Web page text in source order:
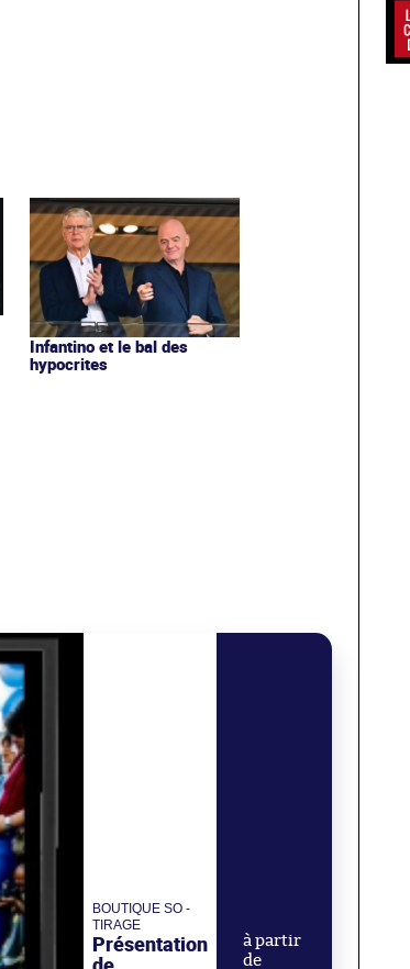
Infantino et le bal des
hypocrites
BOUTIQUE SO -
TIRAGE
Présentation
à partir
de